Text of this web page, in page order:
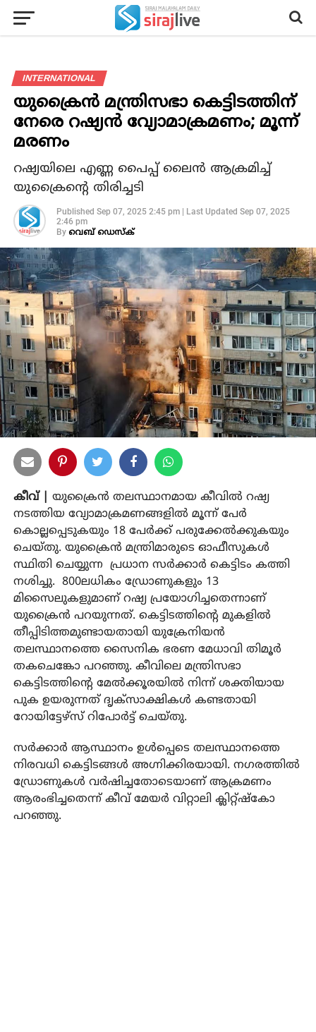
INTERNATIONAL
യുക്രൈൻ മന്ത്രിസഭാ കെട്ടിടത്തിന്
നേരെ റഷ്യൻ വ്യോമാക്രമണം; മൂന്ന്
മരണം
റഷ്യയിലെ എണ്ണ പൈപ്പ് ലൈൻ ആക്രമിച്ച്
യുക്രൈൻ്റെ തിരിച്ചടി
Published Sep 07, 2025 2:45 pm| Last Updated Sep 07, 2025
2:46 pm
By വെബ് ഡെസ്‌ക്
കീവ് |
യുക്രൈൻ തലസ്ഥാനമായ കീവിൽ റഷ്യ
നടത്തിയ വ്യോമാക്രമണങ്ങളിൽ മൂന്ന് പേര്‍
കൊല്ലപ്പെടുകയും 18 പേര്‍ക്ക് പരുക്കേൽക്കുകയും
ചെയ്തു. യുക്രൈൻ മന്ത്രിമാരുടെ ഓഫീസുകൾ
സ്ഥിതി ചെയ്യുന്ന പ്രധാന സർക്കാർ കെട്ടിടം കത്തി
നശിച്ചു. 800ലധികം ഡ്രോണുകളും 13
മിസൈലുകളുമാണ് റഷ്യ പ്രയോഗിച്ചതെന്നാണ്
യുക്രൈന്‍ പറയുന്നത്. കെട്ടിടത്തിന്റെ മുകളിൽ
തീപ്പിടിത്തമുണ്ടായതായി യുക്രേനിയൻ
തലസ്ഥാനത്തെ സൈനിക ഭരണ മേധാവി തിമൂർ
തകചെങ്കോ പറഞ്ഞു. കീവിലെ മന്ത്രിസഭാ
കെട്ടിടത്തിന്റെ മേൽക്കൂരയിൽ നിന്ന് ശക്തിയായ
പുക ഉയരുന്നത് ദൃക്‌സാക്ഷികൾ കണ്ടതായി
റോയിട്ടേഴ്‌സ് റിപോർട്ട് ചെയ്തു.
സർക്കാർ ആസ്ഥാനം ഉൾപ്പെടെ തലസ്ഥാനത്തെ
നിരവധി കെട്ടിടങ്ങൾ അഗ്നിക്കിരയായി. നഗരത്തിൽ
ഡ്രോണുകൾ വർഷിച്ചതോടെയാണ് ആക്രമണം
ആരംഭിച്ചതെന്ന് കീവ് മേയർ വിറ്റാലി ക്ലിറ്റ്ഷ്കോ
പറഞ്ഞു.